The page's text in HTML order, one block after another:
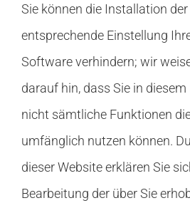
Sie können die Installation
entsprechende Einstellung
Software verhindern; wir
darauf hin, dass Sie in
nicht sämtliche Funktionen
umfänglich nutzen können.
dieser Website erklären Sie
Bearbeitung der über Sie